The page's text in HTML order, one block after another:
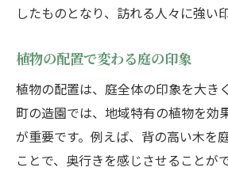
したものとなり、訪れる人々に強い
植物の配置で変わる庭の印象
植物の配置は、庭全体の印象を大き
町の造園では、地域特有の植物を効
が重要です。例えば、背の高い木を
ことで、奥行きを感じさせることが